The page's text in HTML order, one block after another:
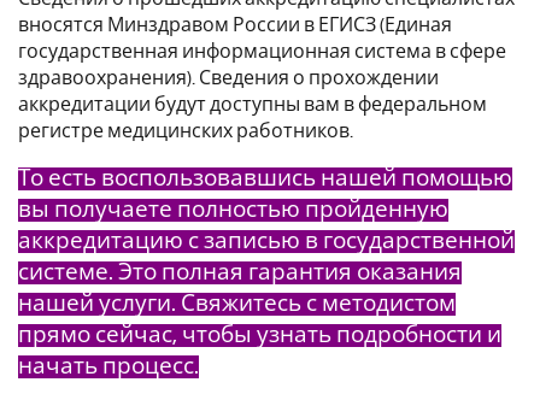
вносятся Минздравом России в ЕГИСЗ (Единая
государственная информационная система в сфере
здравоохранения). Сведения о прохождении
аккредитации будут доступны вам в федеральном
регистре медицинских работников.
То есть воспользовавшись нашей помощью
вы получаете полностью пройденную
аккредитацию с записью в государственной
системе. Это полная гарантия оказания
нашей услуги. Свяжитесь с методистом
прямо сейчас, чтобы узнать подробности и
начать процесс.